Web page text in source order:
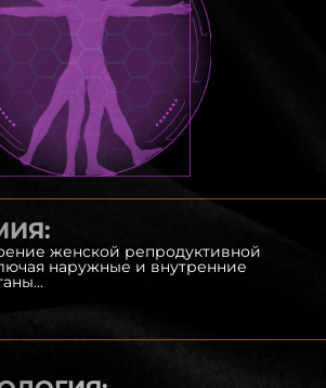
женской репродуктивной
наружные и внутренние